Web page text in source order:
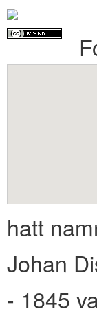
hatt
Johan
- 1845